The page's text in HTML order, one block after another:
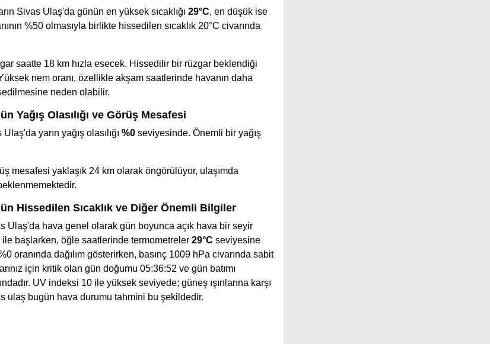
Sivas Ulaş'da günün en yüksek sıcaklığı 29°C, en düşük ise
%50 olmasıyla birlikte hissedilen sıcaklık 20°C civarında
saatte 18 km hızla esecek. Hissedilir bir rüzgar beklendiği
nem oranı, özellikle akşam saatlerinde havanın daha
neden olabilir.
Yağış Olasılığı ve Görüş Mesafesi
Ulaş'da yarın yağış olasılığı %0 seviyesinde. Önemli bir yağış
mesafesi yaklaşık 24 km olarak öngörülüyor, ulaşımda
Hissedilen Sıcaklık ve Diğer Önemli Bilgiler
Ulaş'da hava genel olarak gün boyunca açık hava bir seyir
ile başlarken, öğle saatlerinde termometreler 29°C seviyesine
oranında dağılım gösterirken, basınç 1009 hPa civarında sabit
için kritik olan gün doğumu 05:36:52 ve gün batımı
UV indeksi 10 ile yüksek seviyede; güneş ışınlarına karşı
ulaş bugün hava durumu tahmini bu şekildedir.